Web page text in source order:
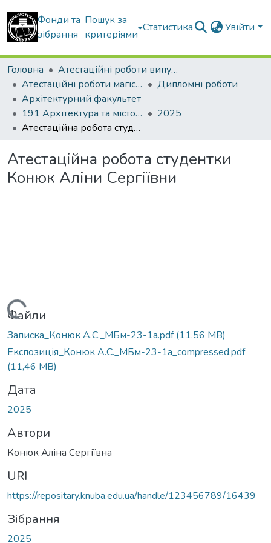
Фонди та
зібрання
Пошук за
критеріями
Статистика Увійти
Головна
Атестаційні роботи випускників
Атестаційні роботи магістрів
Дипломні роботи
Архітектурний факультет
191 Архітектура та містобудування. Містобудування. Архітектурно-містобудівне проектування
2025
Атестаційна робота студентки Конюк Аліни Сергіївни
Атестаційна робота студентки
Конюк Аліни Сергіївни
Вантажиться...
Файли
Записка_Конюк А.С._МБм-23-1а.pdf(11,56 MB)
Експозиція_Конюк А.С._МБм-23-1а_compressed.pdf
(11,46 MB)
Дата
2025
Автори
Конюк Аліна Сергіївна
URI
https://repositary.knuba.edu.ua/handle/123456789/16439
Зібрання
2025